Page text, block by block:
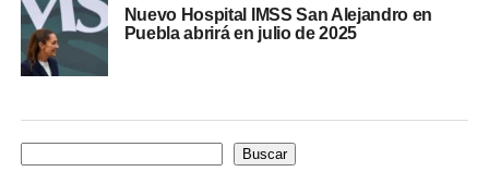
Nuevo Hospital IMSS San Alejandro en
Puebla abrirá en julio de 2025
Buscar Buscar